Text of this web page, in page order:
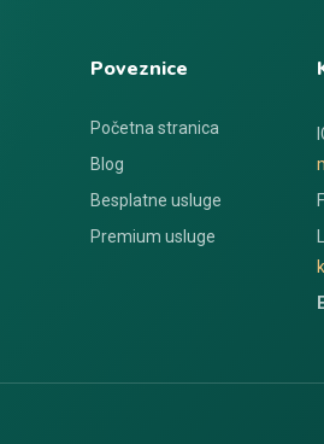
Poveznice
Početna stranica
Blog
Besplatne usluge
Premium usluge